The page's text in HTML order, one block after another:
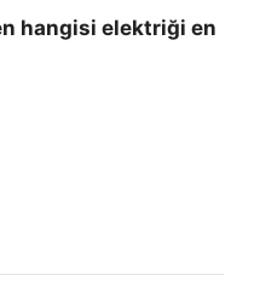
hangisi elektriği en